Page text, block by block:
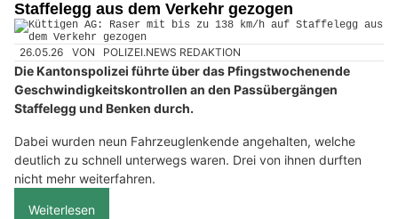
Staffelegg aus dem Verkehr gezogen
26.05.26 VON POLIZEI.NEWS REDAKTION
Die Kantonspolizei führte über das Pfingstwochenende
Geschwindigkeitskontrollen an den Passübergängen
Staffelegg und Benken durch.
Dabei wurden neun Fahrzeuglenkende angehalten, welche
deutlich zu schnell unterwegs waren. Drei von ihnen durften
nicht mehr weiterfahren.
Weiterlesen